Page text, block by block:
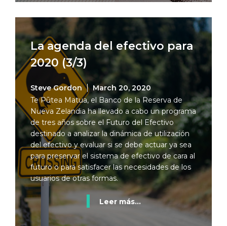
La agenda del efectivo para
2020 (3/3)
Steve Gordon
March 20, 2020
Te Pūtea Matua, el Banco de la Reserva de
Nueva Zelandia ha llevado a cabo un programa
de tres años sobre el Futuro del Efectivo
destinado a analizar la dinámica de utilización
del efectivo y evaluar si se debe actuar ya sea
para preservar el sistema de efectivo de cara al
futuro o para satisfacer las necesidades de los
usuarios de otras formas.
Leer más...